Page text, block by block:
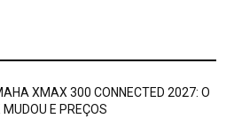
XMAX 300 CONNECTED 2027: O
MUDOU E PREÇOS